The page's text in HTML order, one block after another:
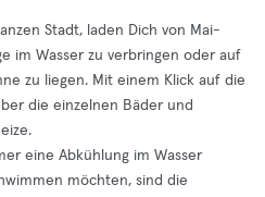
Stadt, laden Dich von Mai-
im Wasser zu verbringen oder auf
zu liegen. Mit einem Klick auf die
die einzelnen Bäder und
eine Abkühlung im Wasser
möchten, sind die